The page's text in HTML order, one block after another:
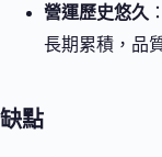
營運歷史悠久
長期累積，品
缺點